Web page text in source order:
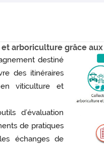
arboriculture grâce
destiné
des itinéraires
en viticulture et
d’évaluation
de pratiques
échanges de